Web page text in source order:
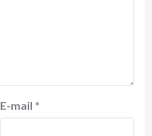
E-mail *